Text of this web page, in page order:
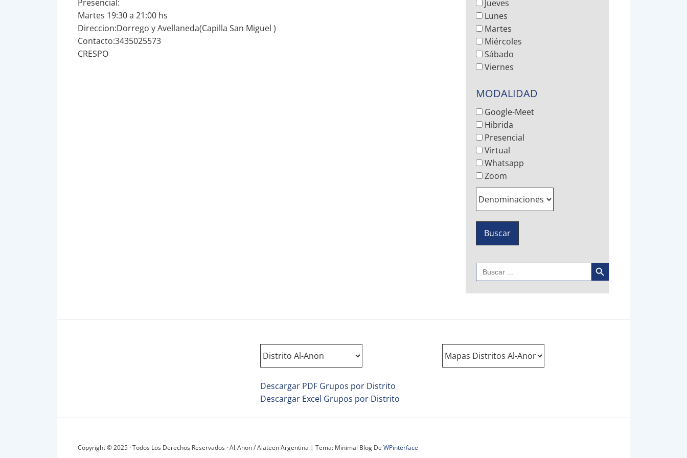
Presencial:
Martes 19:30 a 21:00 hs
Direccion:Dorrego y Avellaneda(Capilla San Miguel )
Contacto:3435025573
CRESPO
Jueves
Lunes
Martes
Miércoles
Sábado
Viernes
MODALIDAD
Google-Meet
Hibrida
Presencial
Virtual
Whatsapp
Zoom
Buscar: Botón de búsqueda
Descargar PDF Grupos por Distrito
Descargar Excel Grupos por Distrito
Copyright © 2025 · Todos Los Derechos Reservados · Al-Anon / Alateen Argentina | Tema: Minimal Blog De WPinterface